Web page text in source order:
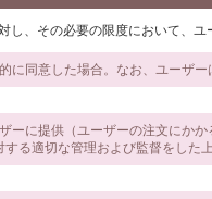
し、その必要の限度において、
に同意した場合。なお、ユーザ
ーに提供（ユーザーの注文にか
る適切な管理および監督をした上